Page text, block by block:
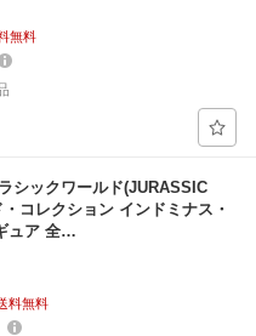
無料
シックワールド(JURASSIC
コレクション インドミナス・
ュア 全…
料無料